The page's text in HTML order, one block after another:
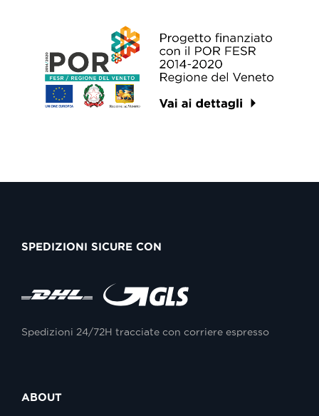
SPEDIZIONI SICURE CON
Spedizioni 24/72H tracciate con corriere espresso
ABOUT